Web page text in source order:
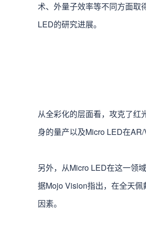
术、外量子效率等不同方面取
LED的研究进展。
从全彩化的层面看，攻克了红
身的量产以及Micro LED在
另外，从Micro LED在这一领
据Mojo Vision指出，在全天
因素。